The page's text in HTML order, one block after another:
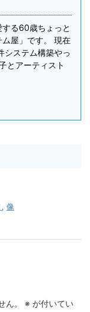
る60歳ちょっと
屋」です。 現在
システム構築やっ
とアーティスト
, 像
。 ※ が付いてい